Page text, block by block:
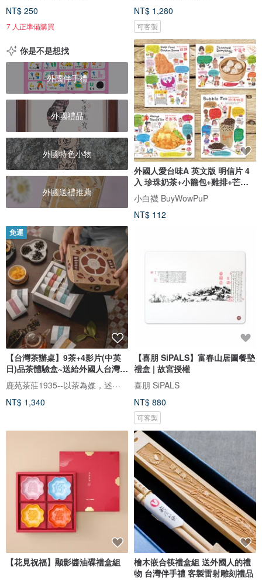
NT$ 250
7 人正準備購買
NT$ 1,280
可客製
你是不是想找
外國伴手禮
外國禮品
外國特色小物
外國送禮推薦
外國人愛台味A 英文版 明信片 4
入 珍珠奶茶+小籠包+雞排+芒果
冰
小白襪 BuyWowPuP
NT$ 112
免運
【台灣茶辦桌】9茶+4影片(中英
日)品茶體驗盒~送給外國人台灣伴
手
鹿苑茶莊1935--以茶為媒，述說台灣島嶼的故事與溫暖
NT$ 1,340
【喜朋 SiPALS】富春山居圖餐墊
禮盒 | 故宮授權
喜朋 SiPALS
NT$ 880
可客製
【花見祝福】顯影醬油碟禮盒組
檜木嵌合筷禮盒組 送外國人的禮
物 台灣伴手禮 客製雷射雕刻禮品